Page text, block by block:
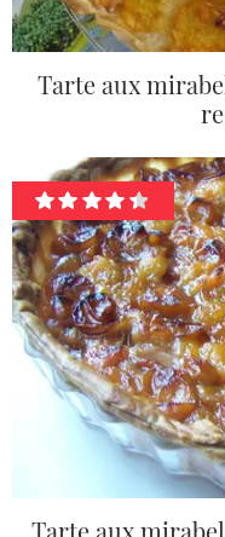
Tarte aux
Tarte aux